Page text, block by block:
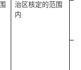
治区核定的范围
内